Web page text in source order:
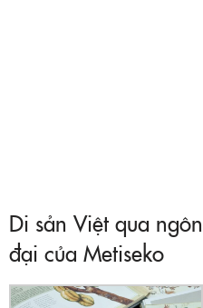
Di sản Việt qua
đại của Metiseko